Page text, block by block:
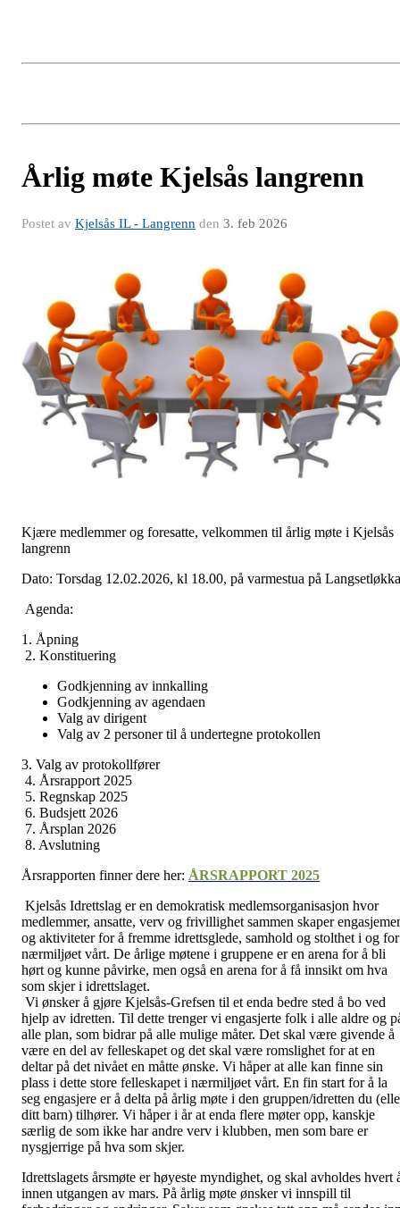
Årlig møte Kjelsås langrenn
Postet av Kjelsås IL - Langrenn den 3. feb 2026
Kjære medlemmer og foresatte, velkommen til årlig møte i Kjelsås
langrenn
Dato: Torsdag 12.02.2026, kl 18.00, på varmestua på Langsetløkka
Agenda:
1. Åpning
2. Konstituering
Godkjenning av innkalling
Godkjenning av agendaen
Valg av dirigent
Valg av 2 personer til å undertegne protokollen
3. Valg av protokollfører
4. Årsrapport 2025
5. Regnskap 2025
6. Budsjett 2026
7. Årsplan 2026
8. Avslutning
Årsrapporten finner dere her: ÅRSRAPPORT 2025
Kjelsås Idrettslag er en demokratisk medlemsorganisasjon hvor
medlemmer, ansatte, verv og frivillighet sammen skaper
og aktiviteter for å fremme idrettsglede, samhold og stolthet i og for
nærmiljøet vårt. De årlige møtene i gruppene er en arena for å bli
hørt og kunne påvirke, men også en arena for å få innsikt om hva
som skjer i idrettslaget.
Vi ønsker å gjøre Kjelsås-Grefsen til et enda bedre sted å bo ved
hjelp av idretten. Til dette trenger vi engasjerte folk i alle aldre og
alle plan, som bidrar på alle mulige måter. Det skal være givende å
være en del av felleskapet og det skal være romslighet for at en
deltar på det nivået en måtte ønske. Vi håper at alle kan finne sin
plass i dette store felleskapet i nærmiljøet vårt. En fin start for å la
seg engasjere er å delta på årlig møte i den gruppen/idretten du
ditt barn) tilhører. Vi håper i år at enda flere møter opp, kanskje
særlig de som ikke har andre verv i klubben, men som bare er
nysgjerrige på hva som skjer.
Idrettslagets årsmøte er høyeste myndighet, og skal avholdes hvert
innen utgangen av mars. På årlig møte ønsker vi innspill til